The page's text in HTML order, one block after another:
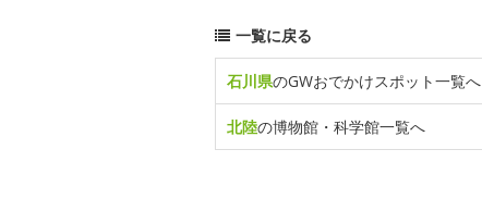
一覧に戻る
石川県のGWおでかけスポット一覧へ
北陸の博物館・科学館一覧へ